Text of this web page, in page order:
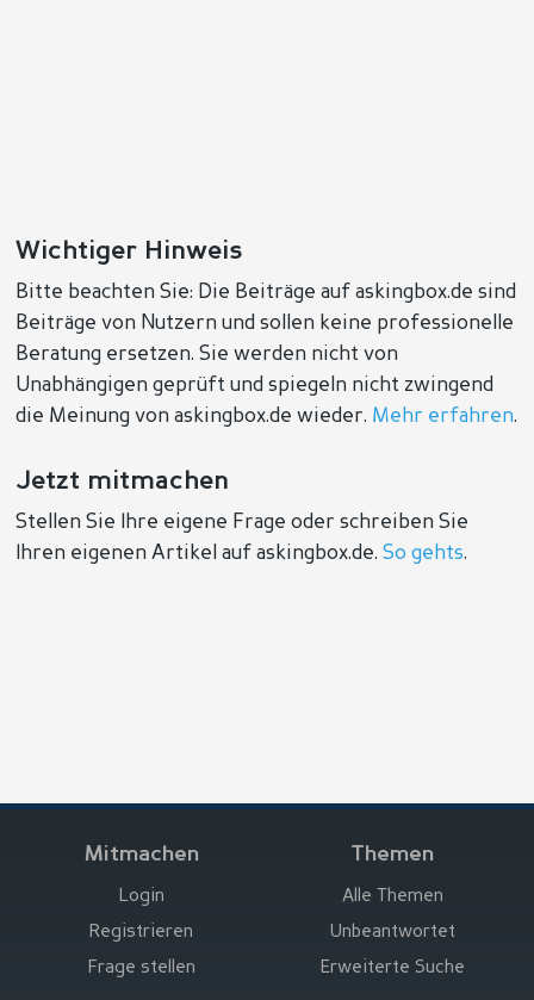
Wichtiger Hinweis
Bitte beachten Sie: Die Beiträge auf askingbox.de sind
Beiträge von Nutzern und sollen keine professionelle
Beratung ersetzen. Sie werden nicht von
Unabhängigen geprüft und spiegeln nicht zwingend
die Meinung von askingbox.de wieder. Mehr erfahren.
Jetzt mitmachen
Stellen Sie Ihre eigene Frage oder schreiben Sie
Ihren eigenen Artikel auf askingbox.de.So gehts.
Mitmachen
Login
Registrieren
Frage stellen
Themen
Alle Themen
Unbeantwortet
Erweiterte Suche